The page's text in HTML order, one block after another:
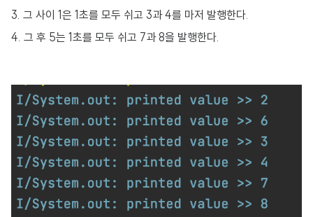
3. 그 사이 1은 1초를 모두 쉬고 3과 4를 마저 발행한다.
4. 그 후 5는 1초를 모두 쉬고 7과 8을 발행한다.